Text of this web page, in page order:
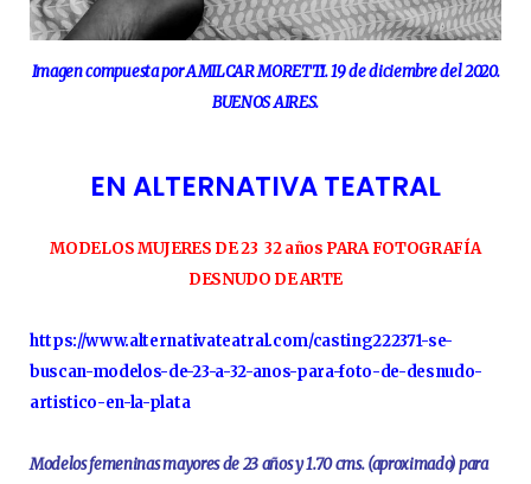
Imagen compuesta por AMILCAR MORETTI. 19 de diciembre del 2020.
BUENOS AIRES.
EN ALTERNATIVA TEATRAL
MODELOS MUJERES DE 23 32 años PARA FOTOGRAFÍA
DESNUDO DE ARTE
https://www.alternativateatral.com/casting222371-se-
buscan-modelos-de-23-a-32-anos-para-foto-de-desnudo-
artistico-en-la-plata
Modelos femeninas mayores de 23 años y 1.70 cms. (aproximado) para